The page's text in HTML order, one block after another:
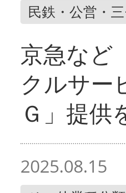
民鉄・公営・
京急な
クルサ
Ｇ」提供
2025.08.15